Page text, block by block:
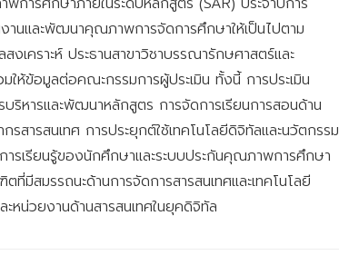
นและพัฒนาคุณภาพการจัดการศึกษาให้เป็นไปตาม
เคราะห์ ประธานสาขาวิชาบรรณารักษศาสตร์และ
ห้ข้อมูลต่อคณะกรรมการผู้ประเมิน ทั้งนี้ การประเมิน
ริหารและพัฒนาหลักสูตร การจัดการเรียนการสอนด้าน
สารสนเทศ การประยุกต์ใช้เทคโนโลยีดิจิทัลและนวัตกรรม
รเรียนรู้ของนักศึกษาและระบบประกันคุณภาพการศึกษา
สมรรถนะด้านการจัดการสารสนเทศและเทคโนโลยี
น่วยงานด้านสารสนเทศในยุคดิจิทัล